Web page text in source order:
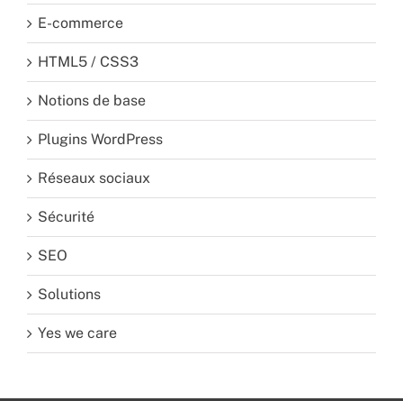
E-commerce
HTML5 / CSS3
Notions de base
Plugins WordPress
Réseaux sociaux
Sécurité
SEO
Solutions
Yes we care